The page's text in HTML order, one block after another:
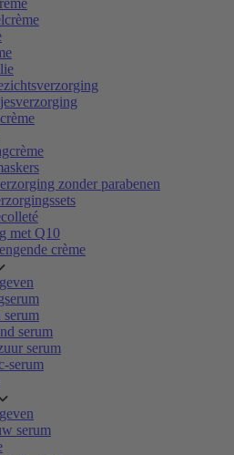
zonder parabenen
met Q10
crème
serum
serum
serum
serum
serum